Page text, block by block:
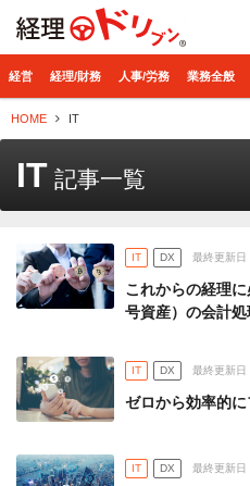
経営 経理/財務 人事/労務 業務全般
HOME IT
IT 記事一覧
IT DX 最終更新
これからの経理
号資産）の会計処
IT DX 最終更新
ゼロから効率的
IT DX 最終更新